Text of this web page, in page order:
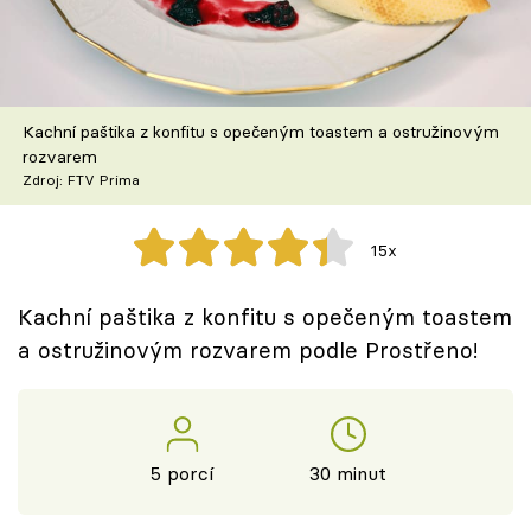
Škola vaření
Recepty z TV
Speciál: Cuketa
Těhotnej kuchař
Sledujte prima+
Přihlášení
Kachní paštika z konfitu s opečeným toastem a ostružinovým
rozvarem
Zdroj: FTV Prima
15x
Kachní paštika z konfitu s opečeným toastem
a ostružinovým rozvarem podle Prostřeno!
5 porcí 30 minut